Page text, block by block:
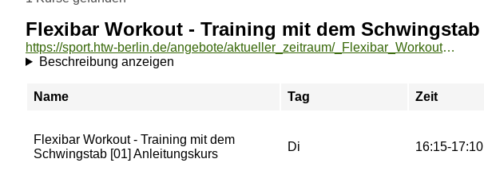
Flexibar Workout - Training mit dem Schwingstab
https://sport.htw-berlin.de/angebote/aktueller_zeitraum/_Flexibar_Workout_-_Training_mit_dem_Schwingstab.html
Beschreibung anzeigen
Name Tag Zeit
Flexibar Workout - Training mit dem
Schwingstab [01] Anleitungskurs
Di 16:15-17:10